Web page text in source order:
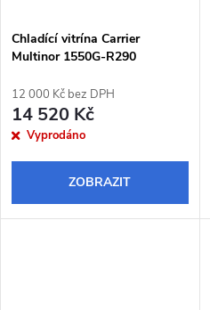
Chladící vitrína Carrier
Multinor 1550G-R290
12 000 Kč bez DPH
14 520 Kč
Vyprodáno
ZOBRAZIT